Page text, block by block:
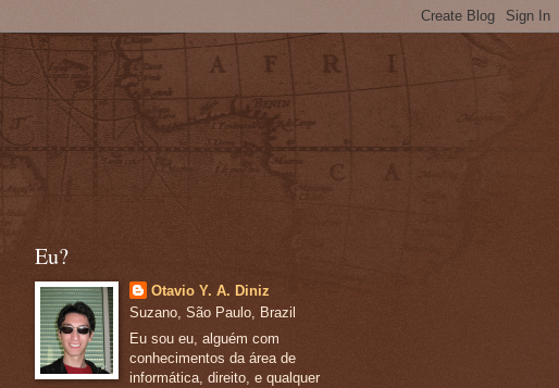
Eu?
Otavio Y. A. Diniz
Suzano, São Paulo, Brazil
Eu sou eu, alguém com
conhecimentos da área de
informática, direito, e qualquer